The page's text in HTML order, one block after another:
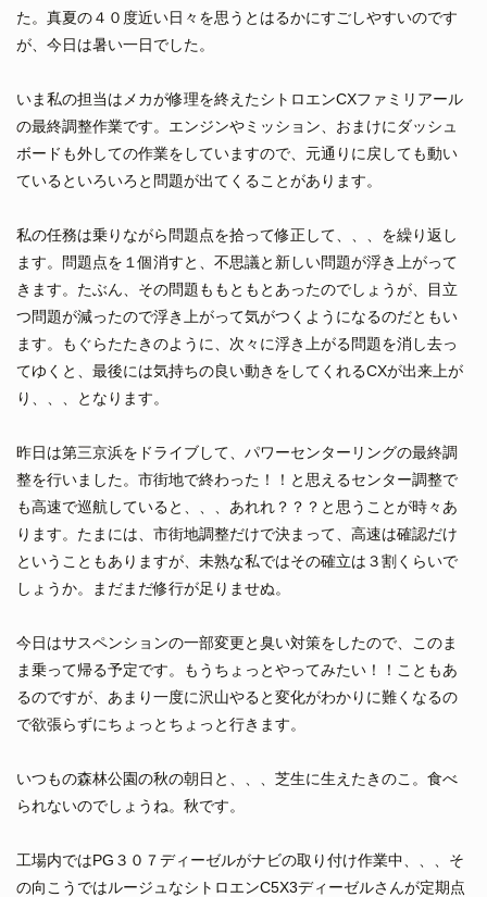
た。真夏の４０度近い日々を思うとはるかにすごしやすいのです
が、今日は暑い一日でした。
いま私の担当はメカが修理を終えたシトロエンCXファミリアール
の最終調整作業です。エンジンやミッション、おまけにダッシュ
ボードも外しての作業をしていますので、元通りに戻しても動い
ているといろいろと問題が出てくることがあります。
私の任務は乗りながら問題点を拾って修正して、、、を繰り返し
ます。問題点を１個消すと、不思議と新しい問題が浮き上がって
きます。たぶん、その問題ももともとあったのでしょうが、目立
つ問題が減ったので浮き上がって気がつくようになるのだともい
ます。もぐらたたきのように、次々に浮き上がる問題を消し去っ
てゆくと、最後には気持ちの良い動きをしてくれるCXが出来上が
り、、、となります。
昨日は第三京浜をドライブして、パワーセンターリングの最終調
整を行いました。市街地で終わった！！と思えるセンター調整で
も高速で巡航していると、、、あれれ？？？と思うことが時々あ
ります。たまには、市街地調整だけで決まって、高速は確認だけ
ということもありますが、未熟な私ではその確立は３割くらいで
しょうか。まだまだ修行が足りませぬ。
今日はサスペンションの一部変更と臭い対策をしたので、このま
ま乗って帰る予定です。もうちょっとやってみたい！！こともあ
るのですが、あまり一度に沢山やると変化がわかりに難くなるの
で欲張らずにちょっとちょっと行きます。
いつもの森林公園の秋の朝日と、、、芝生に生えたきのこ。食べ
られないのでしょうね。秋です。
工場内ではPG３０７ディーゼルがナビの取り付け作業中、、、そ
の向こうではルージュなシトロエンC5X3ディーゼルさんが定期点